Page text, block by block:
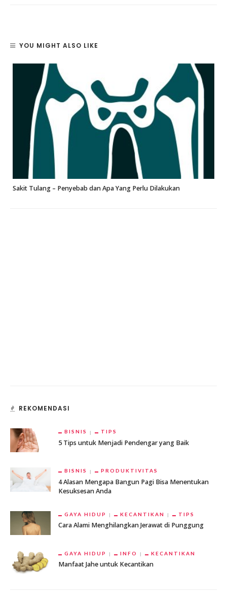
YOU MIGHT ALSO LIKE
Sakit Tulang – Penyebab dan Apa Yang Perlu Dilakukan
REKOMENDASI
BISNIS TIPS
5 Tips untuk Menjadi Pendengar yang Baik
BISNIS PRODUKTIVITAS
4 Alasan Mengapa Bangun Pagi Bisa Menentukan
Kesuksesan Anda
GAYA HIDUP KECANTIKAN TIPS
Cara Alami Menghilangkan Jerawat di Punggung
GAYA HIDUP INFO KECANTIKAN
Manfaat Jahe untuk Kecantikan